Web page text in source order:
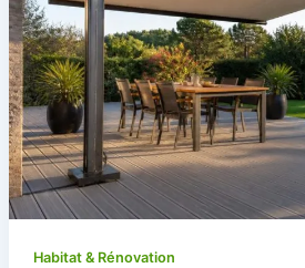
Habitat & Rénovation